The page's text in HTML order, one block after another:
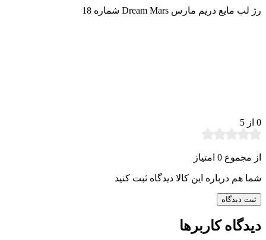
رژ لب مایع دریم مارس Dream Mars شماره 18
0 از 5
از مجموع 0 امتیاز
شما هم درباره این کالا دیدگاه ثبت کنید
ثبت دیدگاه
دیدگاه کاربرها